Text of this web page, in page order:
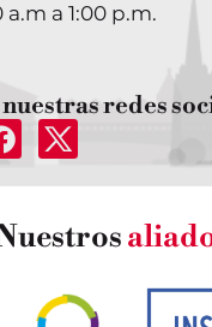
a 1:00 p.m.
nuestras redes